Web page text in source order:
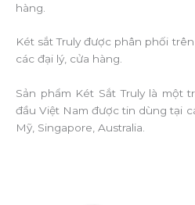
hàng.
Két sắt Truly được phân phối
các đại lý, cửa hàng.
Sản phẩm Két Sắt Truly là một
đầu Việt Nam được tin dùng tại
Mỹ, Singapore, Australia.